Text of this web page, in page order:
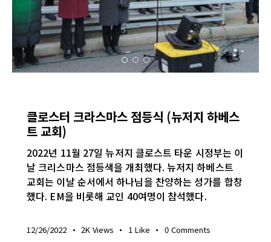
클로스터 크라스마스 점등식 (뉴저지 하베스
트 교회)
2022년 11월 27일 뉴저지 클로스트 타운 시정부는 이
날 크리스마스 점등색을 개최했다. 뉴저지 하베스트
교회는 이날 순서에서 하나님을 찬양하는 성가를 합창
했다. EM을 비롯해 교인 40여명이 참석했다.
12/26/2022 2K Views 1 Like 0 Comments